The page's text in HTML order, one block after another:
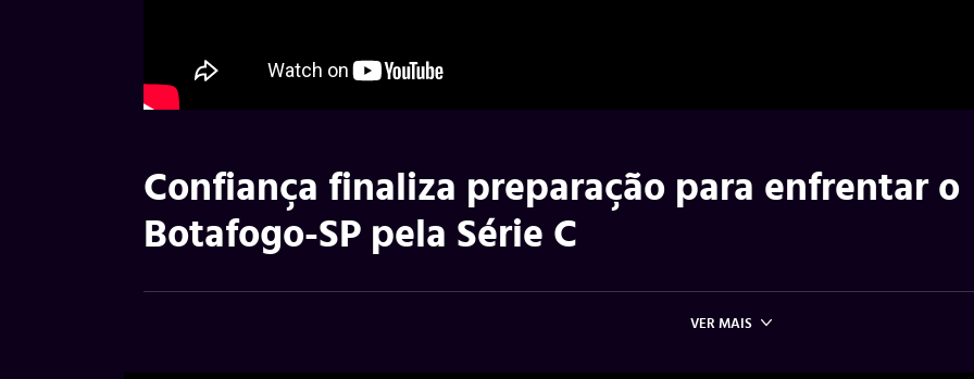
Confiança finaliza preparação para enfrentar o
Botafogo-SP pela Série C
VER MAIS